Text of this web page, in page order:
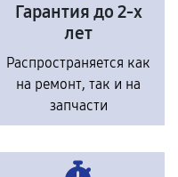
Гарантия до 2-х
лет
Распространяется как
на ремонт, так и на
запчасти